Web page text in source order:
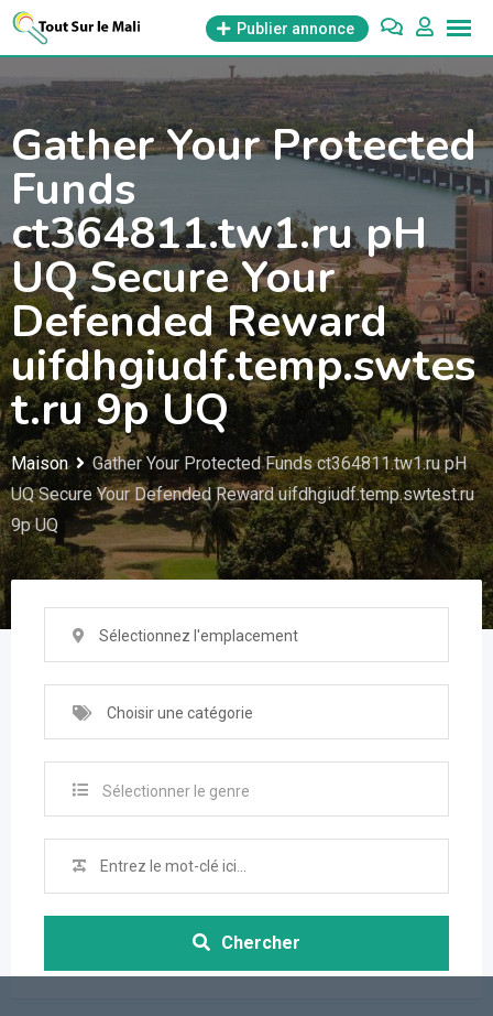
Aller
contenu
Publier annonce
Gather Your Protected
Funds
ct364811.tw1.ru pH
UQ Secure Your
Defended Reward
uifdhgiudf.temp.swtes
t.ru 9p UQ
Maison
Gather Your Protected Funds ct364811.tw1.ru pH
UQ Secure Your Defended Reward uifdhgiudf.temp.swtest.ru
9p UQ
Sélectionnez l'emplacement
Choisir une catégorie
Sélectionner le genre
Chercher